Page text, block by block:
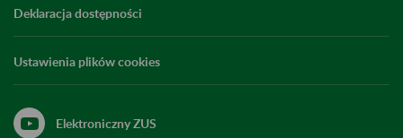
Deklaracja dostępności
Ustawienia plików cookies
Elektroniczny ZUS